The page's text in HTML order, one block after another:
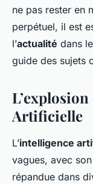
ne pas rester en
perpétuel, il est
l’actualité dans le
guide des sujets
Artificielle
L’intelligence
vagues, avec
répandue dans